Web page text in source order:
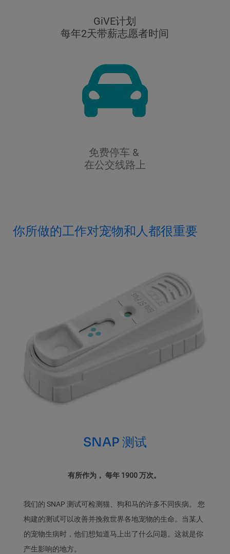
GiVE计划
每年2天带薪志愿者时间
免费停车 &
在公交线路上
你所做的工作对宠物和人都很重要
SNAP 测试
有所作为， 每年 1900 万次。
我们的 SNAP 测试可检测猫、狗和马的许多不同疾病。 您
构建的测试可以改善并挽救世界各地宠物的生命。当某人
的宠物生病时，他们想知道马上出了什么问题。这就是你
产生影响的地方。